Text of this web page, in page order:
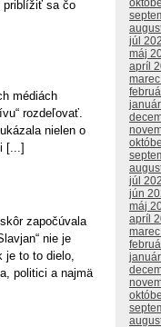
priblížiť sa čo
médiách
rozdeľovať.
nielen o
[...]
započúvala
nie je
je to to dielo,
politici a najmä
júl
máj
apríl
júl
jún
máj
apríl